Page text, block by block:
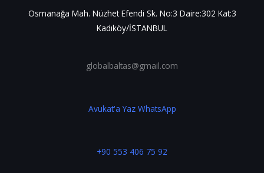
Osmanağa Mah. Nüzhet Efendi Sk. No:3 Daire:302 Kat:3
Kadıköy/İSTANBUL
globalbaltas@gmail.com
Avukat'a Yaz WhatsApp
+90 553 406 75 92